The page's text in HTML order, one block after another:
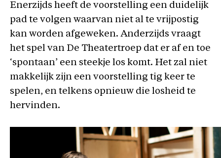
Enerzijds heeft de voorstelling een duidelijk
pad te volgen waarvan niet al te vrijpostig
kan worden afgeweken. Anderzijds vraagt
het spel van De Theatertroep dat er af en toe
‘spontaan’ een steekje los komt. Het zal niet
makkelijk zijn een voorstelling tig keer te
spelen, en telkens opnieuw die losheid te
hervinden.